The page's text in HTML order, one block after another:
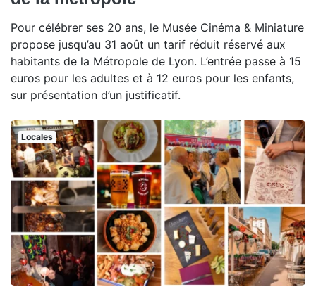
Pour célébrer ses 20 ans, le Musée Cinéma & Miniature
propose jusqu’au 31 août un tarif réduit réservé aux
habitants de la Métropole de Lyon. L’entrée passe à 15
euros pour les adultes et à 12 euros pour les enfants,
sur présentation d’un justificatif.
Locales